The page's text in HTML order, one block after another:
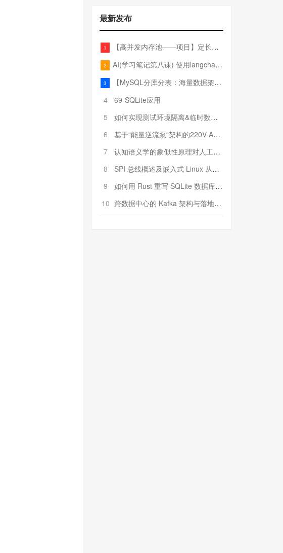
最新发布
1 【高并发内存池——项目】定长内存池——开胃小菜
2 AI(学习笔记第八课) 使用langchain的embedding models
3
【MySQL分库分表：海量数据架构的终极解决方案】
4
69-SQLite应用
5
如何实现测试环境隔离&临时数据库（pytest+SQLite）
6
基于“能量逆流泵“架构的220V AC至20V DC 300W高效电源设计
7
认知语义学的象似性原理对人工智能自然语言处理深层语义分析的影响与启示
8
SPI 总线概述及嵌入式 Linux 从属 SPI 设备驱动程序开发（第二部分，实践）
9
如何用 Rust 重写 SQLite 数据库（二）:是否有市场空间？
10 跨数据中心的 Kafka 架构与落地实战